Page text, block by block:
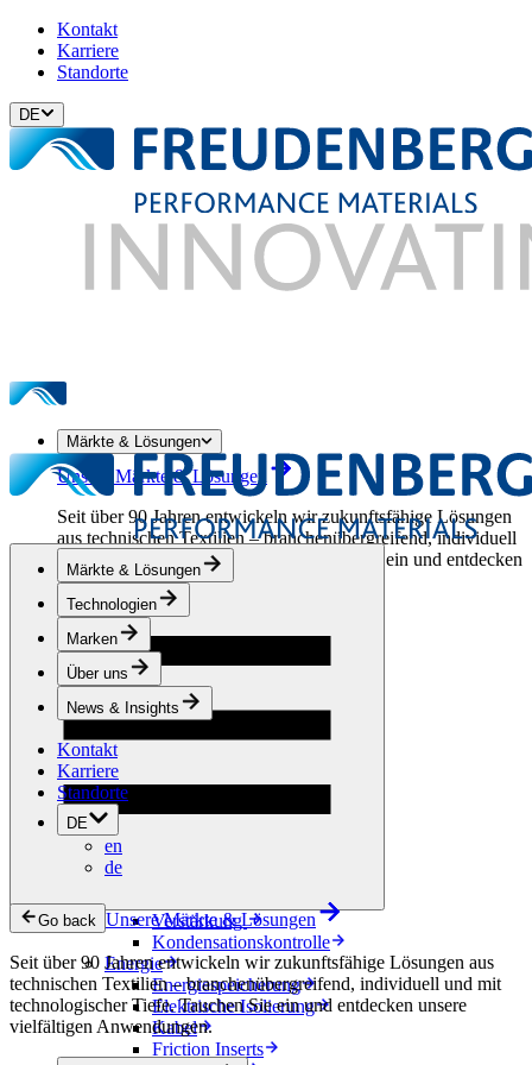
Kontakt
Karriere
Standorte
DE
Märkte & Lösungen
Unsere Märkte & Lösungen
Seit über 90 Jahren entwickeln wir zukunftsfähige Lösungen
aus technischen Textilien – branchenübergreifend, individuell
und mit technologischer Tiefe. Tauchen Sie ein und entdecken
unsere vielfältigen Anwendungen.
Bekleidung & Schuhe
Mode
Sportbekleidung
Schuhe
Hobbyschneiderei
Bauwesen
Entwässerung
Verstärkung
Kondensationskontrolle
Energie
Energiespeicherung
Elektrische Isolierung
Kabel
Friction Inserts
Märkte & Lösungen
Technologien
Marken
Über uns
News & Insights
Kontakt
Karriere
Standorte
DE
en
de
Go back Unsere Märkte & Lösungen
Seit über 90 Jahren entwickeln wir zukunftsfähige Lösungen aus
technischen Textilien – branchenübergreifend, individuell und mit
technologischer Tiefe. Tauchen Sie ein und entdecken unsere
vielfältigen Anwendungen.